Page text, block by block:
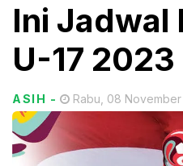
Ini Jadwal
U-17
ASIH - Rabu, 08 November